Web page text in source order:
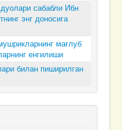
сабабли Ибн
энг доносига
мағлуб
енгилиши
билан пиширилган